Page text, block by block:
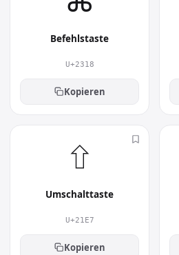
installierten Schriftart
verwendet?
Anleitungen, Shortcuts,
Befehlstaste
U+2318
Kopieren
⇧︎
Umschalttaste
U+21E7
Kopieren